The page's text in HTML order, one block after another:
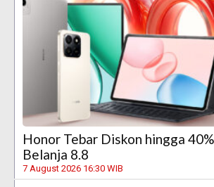
Honor Tebar Diskon hingga
Belanja 8.8
7 August 2026 16:30 WIB